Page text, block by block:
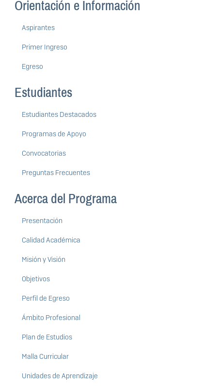
Orientación e Información
Aspirantes
Primer Ingreso
Egreso
Estudiantes
Estudiantes Destacados
Programas de Apoyo
Convocatorias
Preguntas Frecuentes
Acerca del Programa
Presentación
Calidad Académica
Misión y Visión
Objetivos
Perfil de Egreso
Ámbito Profesional
Plan de Estudios
Malla Curricular
Unidades de Aprendizaje